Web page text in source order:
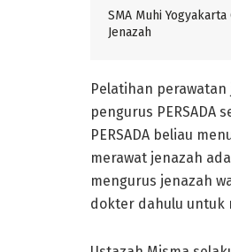
SMA Muhi
Jenazah
Pelatihan
pengurus
PERSADA beliau
merawat jenazah
mengurus jenazah
dokter dahulu untuk